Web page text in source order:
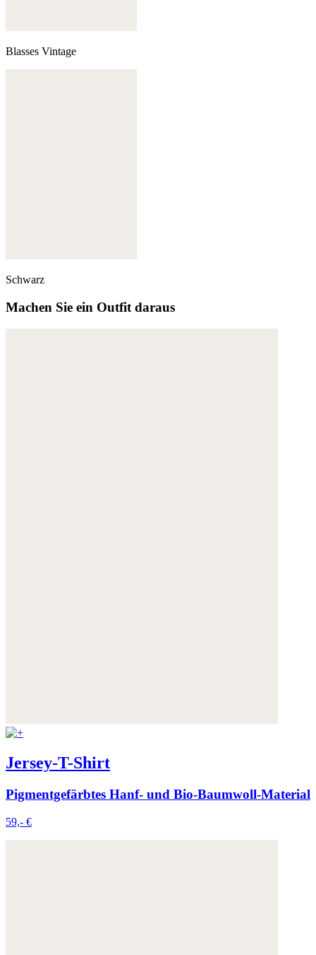
Blasses Vintage
Schwarz
Machen Sie ein Outfit daraus
Jersey-T-Shirt
Pigmentgefärbtes Hanf- und Bio-Baumwoll-Material
59,- €